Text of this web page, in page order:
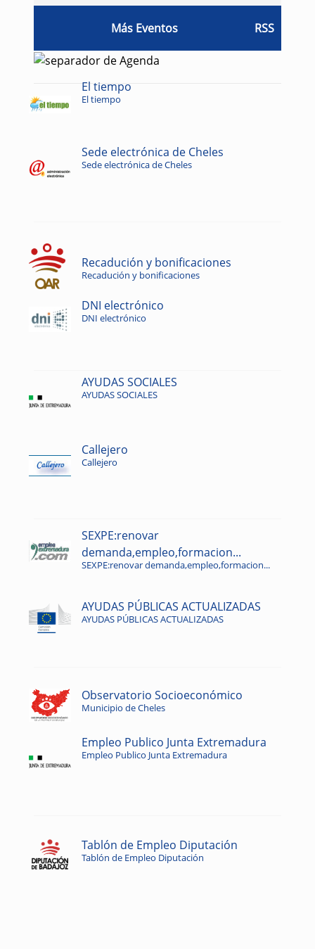
Más Eventos RSS
El tiempo
El tiempo
Sede electrónica de Cheles
Sede electrónica de Cheles
Recadución y bonificaciones
Recadución y bonificaciones
DNI electrónico
DNI electrónico
AYUDAS SOCIALES
AYUDAS SOCIALES
Callejero
Callejero
SEXPE:renovar
demanda,empleo,formacion...
SEXPE:renovar demanda,empleo,formacion...
AYUDAS PÚBLICAS ACTUALIZADAS
AYUDAS PÚBLICAS ACTUALIZADAS
Observatorio Socioeconómico
Municipio de Cheles
Empleo Publico Junta Extremadura
Empleo Publico Junta Extremadura
Tablón de Empleo Diputación
Tablón de Empleo Diputación